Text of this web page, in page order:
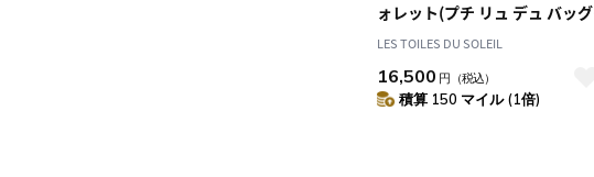
ォレット(プチ リュ デュ バッグ
ヴィオレ/PETIT RUE DU BAC
LES TOILES DU SOLEIL
16,500 円 （税込）
積算 150 マイル (1倍)